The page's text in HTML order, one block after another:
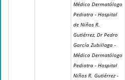
Médico Dermatólogo
Pediatra - Hospital
de Niños R.
Gutiérrez, Dr Pedro
García Zubillaga -
Médico Dermatólogo
Pediatra - Hospital
Niños R. Gutiérrez -